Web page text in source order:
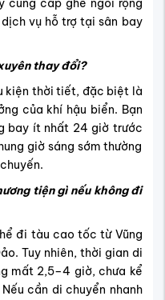
bay ít nhất 24 giờ trước
giờ sáng sớm thường
tiện gì nếu không đi
đi tàu cao tốc từ Vũng
Tuy nhiên, thời gian di
mất 2,5–4 giờ, chưa kể
cần di chuyển nhanh
đi Côn Đảo vẫn là lựa